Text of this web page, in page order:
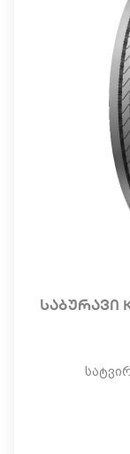
საბურავი